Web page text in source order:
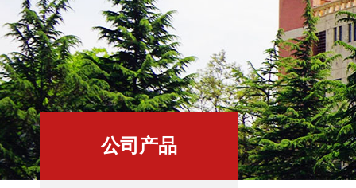
公司产品